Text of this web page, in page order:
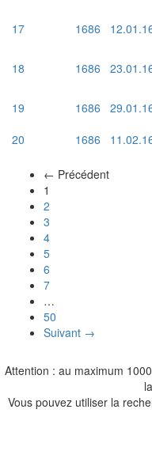
17 1686
18 1686
19 1686
20
1686
← Précédent
1
2
3
4
5
6
7
…
50
Suivant →
Attention : au maximum
Vous pouvez utiliser la